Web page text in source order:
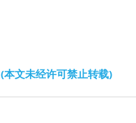
(本文未经许可禁止转载)